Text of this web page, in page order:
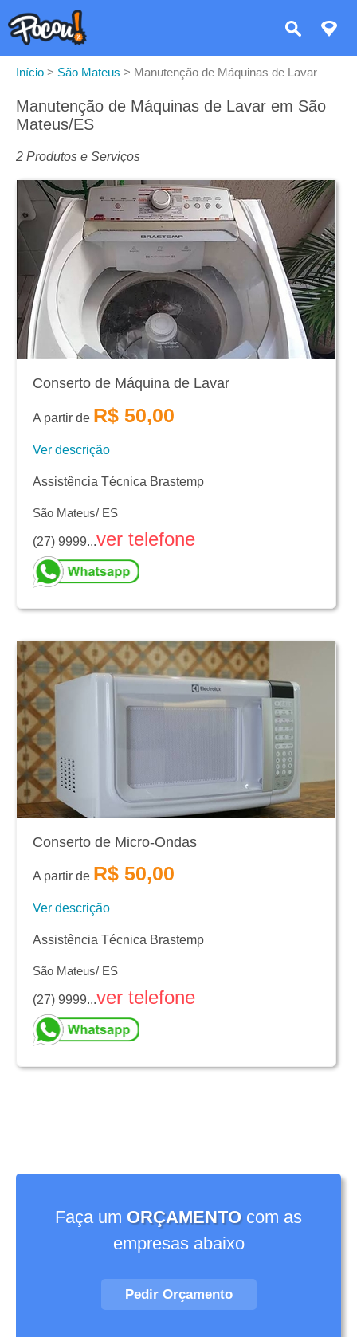
Início > São Mateus > Manutenção de Máquinas de Lavar
Manutenção de Máquinas de Lavar em São
Mateus/ES
2 Produtos e Serviços
Conserto de Máquina de Lavar
A partir de R$ 50,00
Ver descrição
Assistência Técnica Brastemp
São Mateus/ ES
(27) 9999...ver telefone
Conserto de Micro-Ondas
A partir de R$ 50,00
Ver descrição
Assistência Técnica Brastemp
São Mateus/ ES
(27) 9999...ver telefone
Faça um ORÇAMENTOcom as
empresas abaixo
Pedir Orçamento